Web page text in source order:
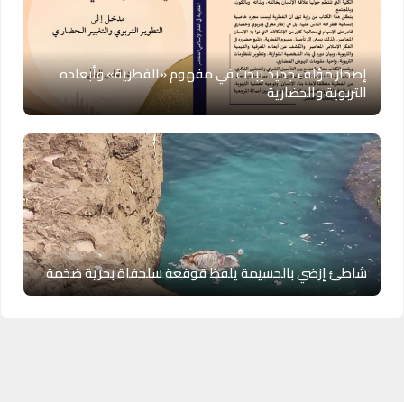
إصدار مؤلف جديد يبحث في مفهوم «الفطرية» وأبعاده
التربوية والحضارية
شاطئ إزضي بالحسيمة يلفظ قوقعة سلحفاة بحرية ضخمة